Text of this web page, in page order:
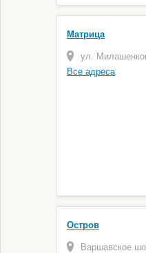
Матрица
ул.
Все адреса
Остров
Варшавское